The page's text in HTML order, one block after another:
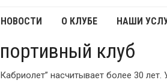
НОВОСТИ О КЛУБЕ НАШИ
клуб
насчитывает более 30